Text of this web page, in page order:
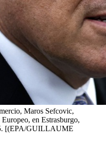
Maros Sefcovic,
en Estrasburgo,
[(EPA/GUILLAUME